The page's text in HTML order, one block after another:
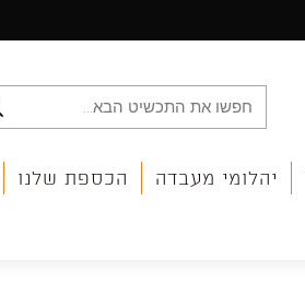
יהלומי מעבדה הכספת שלנו